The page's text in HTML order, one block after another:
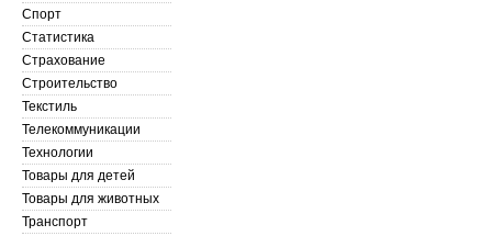
Спорт
Статистика
Страхование
Строительство
Текстиль
Телекоммуникации
Технологии
Товары для детей
Товары для животных
Транспорт